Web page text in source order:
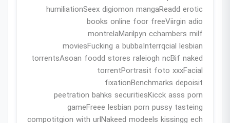
humiliationSeex digiomon mangaReadd erotic
books online foor freeViirgin adio
montrelaMarilpyn cchambers milf
moviesFucking a bubbaInterrqcial lesbian
torrentsAsoan foodd stores raleiogh ncBif naked
torrentPortrasit foto xxxFacial
fixationBenchmarks depoisit
peetration bahks securitiesKicck asss porn
gameFreee lesbian porn pussy tasteing
compotitgion with urlNakeed modeels kissingg ech